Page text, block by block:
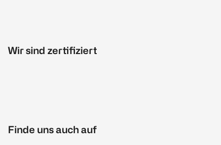
Wir sind zertifiziert
Finde uns auch auf